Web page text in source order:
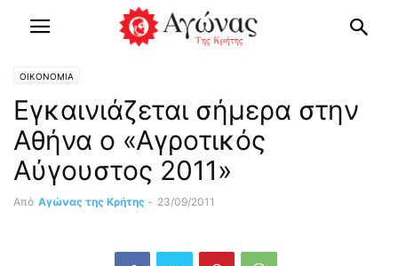
OIKONOMIA
Εγκαινιάζεται σήμερα στην
Αθήνα ο «Αγροτικός
Αύγουστος 2011»
Από Αγώνας της Κρήτης - 23/09/2011